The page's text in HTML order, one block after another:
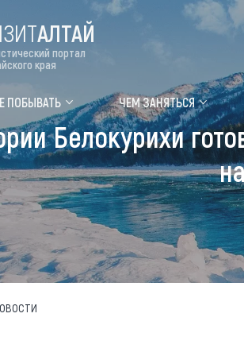
ALTAI
Где
Топ
АЛТАЙ
портал
края
ПОБЫВАТЬ ЧЕМ ЗАНЯТЬСЯ
Белокурихи